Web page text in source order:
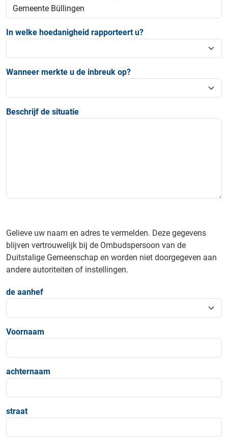
In welke hoedanigheid rapporteert u?
Wanneer merkte u de inbreuk op?
Beschrijf de situatie
Gelieve uw naam en adres te vermelden. Deze gegevens
blijven vertrouwelijk bij de Ombudspersoon van de
Duitstalige Gemeenschap en worden niet doorgegeven aan
andere autoriteiten of instellingen.
de aanhef
Voornaam
achternaam
straat